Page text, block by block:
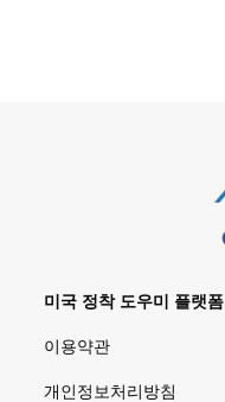
미국 정착 도우미 플랫폼
이용약관
개인정보처리방침